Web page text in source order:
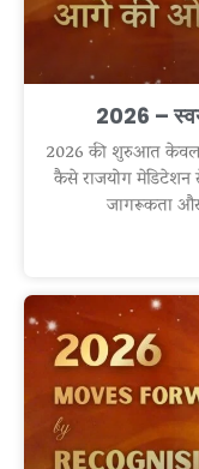
2026 –
2026 की शुरुआत केवल
कैसे राजयोग
जागरूकता